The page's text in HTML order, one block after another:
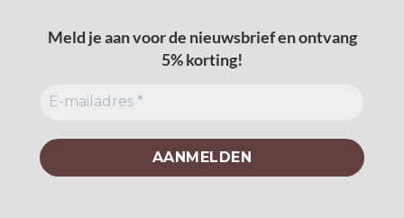
Meld je aan voor de nieuwsbrief en ontvang
5% korting!